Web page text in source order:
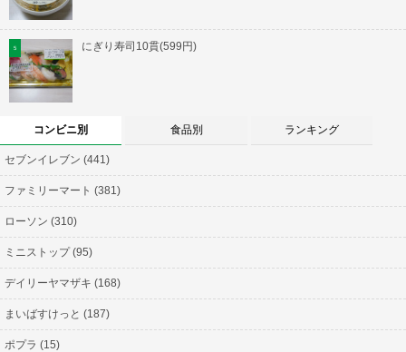
にぎり寿司10貫(599円)
コンビニ別 食品別 ランキング
セブンイレブン (441)
ファミリーマート (381)
ローソン (310)
ミニストップ (95)
デイリーヤマザキ (168)
まいばすけっと (187)
ポプラ (15)